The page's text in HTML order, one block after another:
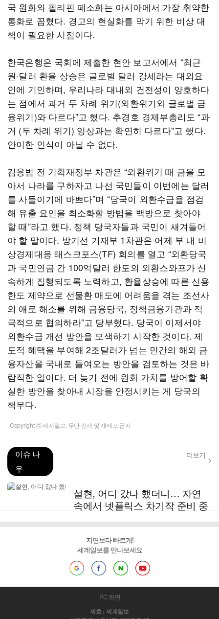
국 원화와 필리핀 페소화는 아시아에서 가장 취약한
통화로 꼽혔다. 경고의 현실화를 막기 위한 비상 대
책이 필요한 시점이다.
한국은행은 국회에 제출한 현안 보고서에서 “최근
원·달러 환율 상승은 글로벌 달러 강세라는 대외요
인에 기인하며, 우리나라 대내외 건전성이 양호하다
는 점에서 과거 두 차례 위기(외환위기와 글로벌 금
융위기)와 다르다”고 했다. 추경호 경제부총리도 “과
거 (두 차례 위기) 양상과는 확연히 다르다”고 했다.
안이한 인식이 아닐 수 없다.
김용범 전 기획재정부 차관은 “외환위기 때 금을 모
아서 나라를 구하자고 나선 국민들이 이번에는 달러
를 사들이기에 바쁘다”며 “당국이 외환수급을 점검
해 유출 요인을 최소화할 방법을 백방으로 찾아야
할 때”라고 했다. 정책 당국자들과 국민이 새겨들어
야 할 말이다. 방기선 기재부 1차관은 어제 부 내 비
상경제대응 태스크포스(TF) 회의를 열고 “외환당국
과 국민연금 간 100억달러 한도의 외환스와프가 신
속하게 집행되도록 노력하고, 환율상승에 따른 신용
한도 제약으로 선물환 매도에 어려움을 겪는 조선사
의 애로 해소를 위해 금융당국, 정책금융기관과 적
극적으로 협의하라”고 당부했다. 당국이 이제서야
외환수급 개선 방안을 모색하기 시작한 것이다. 제
도적 혜택을 부여해 2조달러가 넘는 민간의 해외 금
융자산을 국내로 들여오는 방안을 검토하는 것은 바
람직한 일이다. 더 늦기 전에 원화 가치를 방어할 확
실한 방안을 찾아내 시장을 안정시키는 게 당국의
책무다.
Copyright ⓒ 세계일보. 무단 전재 및 재배포 금지
이슈 나
우
더보기
설현, 어디 갔나 했더니… 자연
속에서 넷플릭스 차기작 준비 중
지면보다 빠르게!
세계일보를 만나보세요
PC 화면
제호 : 세계일보